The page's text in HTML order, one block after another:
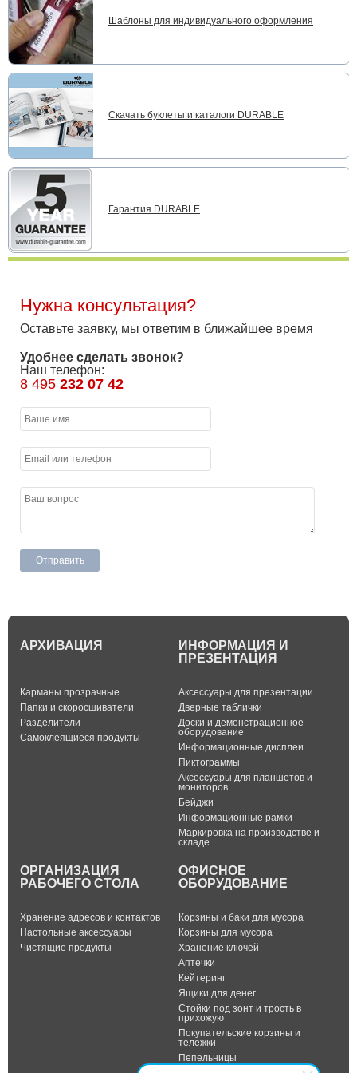
Шаблоны для индивидуального оформления
Скачать буклеты и каталоги DURABLE
Гарантия DURABLE
Нужна консультация?
Оставьте заявку, мы ответим в ближайшее время
Удобнее сделать звонок?
Наш телефон:
8 495 232 07 42
АРХИВАЦИЯ
Карманы прозрачные
Папки и скоросшиватели
Разделители
Самоклеящиеся продукты
ИНФОРМАЦИЯ И
ПРЕЗЕНТАЦИЯ
Аксессуары для презентации
Дверные таблички
Доски и демонстрационное
оборудование
Информационные дисплеи
Пиктограммы
Аксессуары для планшетов и
мониторов
Бейджи
Информационные рамки
Маркировка на производстве и
складе
ОРГАНИЗАЦИЯ
РАБОЧЕГО СТОЛА
Хранение адресов и контактов
Настольные аксессуары
Чистящие продукты
ОФИСНОЕ
ОБОРУДОВАНИЕ
Корзины и баки для мусора
Корзины для мусора
Хранение ключей
Аптечки
Кейтеринг
Ящики для денег
Стойки под зонт и трость в
прихожую
Покупательские корзины и
тележки
Пепельницы